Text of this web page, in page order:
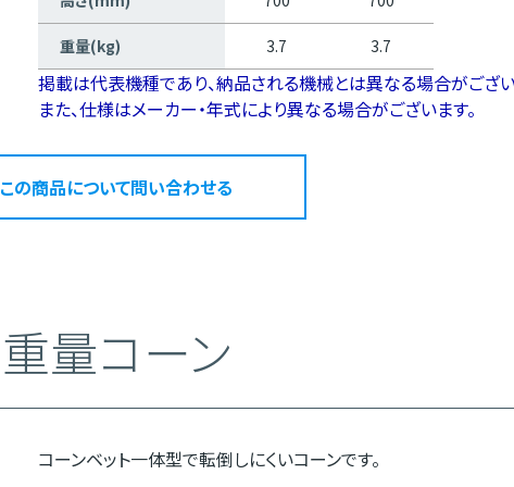
重量(kg) 3.7 3.7
掲載は代表機種であり、納品される機械とは異なる場合がござい
また、仕様はメーカー・年式により異なる場合がございます。
この商品について問い合わせる
重量コーン
コーンベット一体型で転倒しにくいコーンです。